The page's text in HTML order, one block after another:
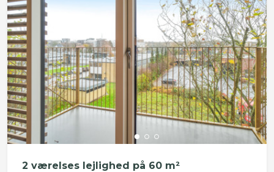
2 værelses lejlighed på 60 m²